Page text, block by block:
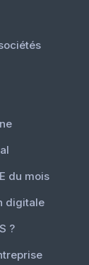
du mois
digitale
?